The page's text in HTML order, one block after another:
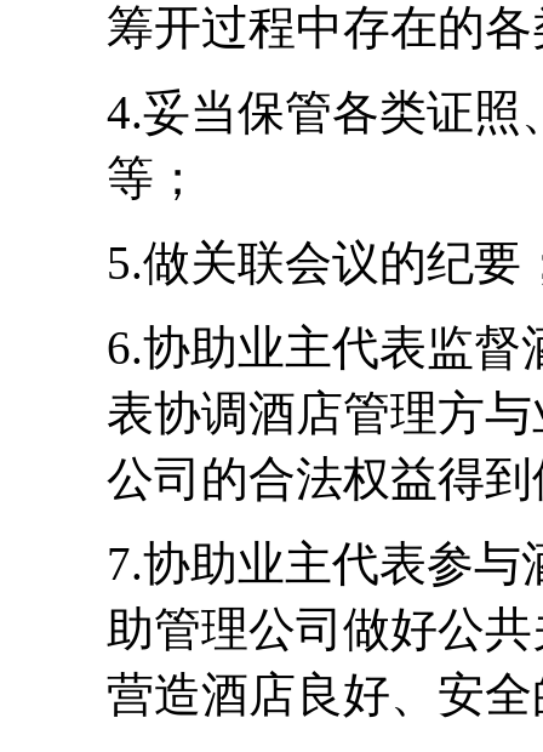
筹开过程中存在的
4.妥当保管各类证照
等；
5.做关联会议的纪要
6.协助业主代表监
表协调酒店管理方
公司的合法权益得
7.协助业主代表参
助管理公司做好公
营造酒店良好、安